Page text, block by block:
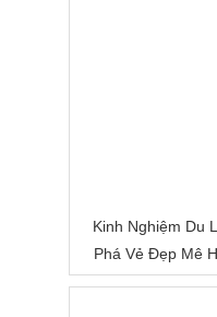
Kinh Nghiệm Du
Phá Vẻ Đẹp Mê